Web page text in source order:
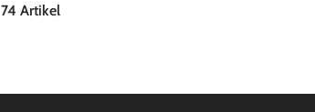
74 Artikel